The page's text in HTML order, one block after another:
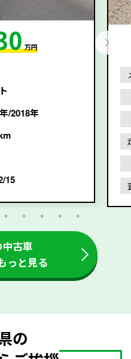
万円
/2018年
15
古車
っと見る
の